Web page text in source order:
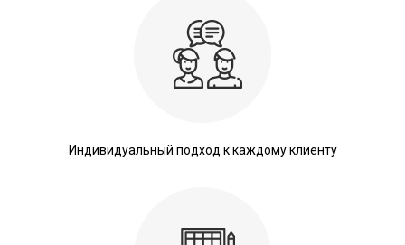
Индивидуальный подход к каждому клиенту